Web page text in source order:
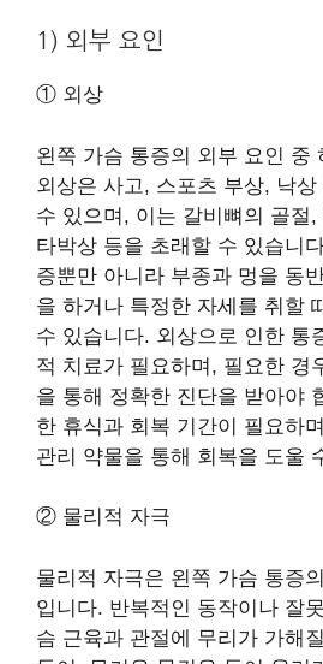
1) 외부 요인
① 외상
왼쪽 가슴 통증의 외부 요인 중
외상은 사고, 스포츠 부상, 낙
수 있으며, 이는 갈비뼈의 골절
타박상 등을 초래할 수 있습니
증뿐만 아니라 부종과 멍을 동
을 하거나 특정한 자세를 취할
수 있습니다. 외상으로 인한 통
적 치료가 필요하며, 필요한 경
을 통해 정확한 진단을 받아야
한 휴식과 회복 기간이 필요하
관리 약물을 통해 회복을 도울
② 물리적 자극
물리적 자극은 왼쪽 가슴 통증
입니다. 반복적인 동작이나 잘
슴 근육과 관절에 무리가 가해